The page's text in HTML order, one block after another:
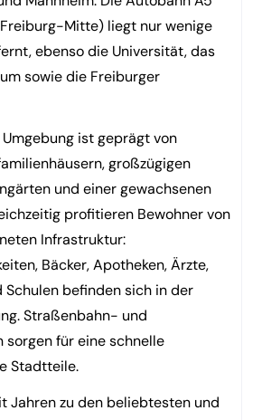
Mitte) liegt nur wenige
ebenso die Universität, das
sowie die Freiburger
ist geprägt von
großzügigen
und einer gewachsenen
profitieren Bewohner von
Infrastruktur:
Bäcker, Apotheken, Ärzte,
Schulen befinden sich in der
Straßenbahn- und
sorgen für eine schnelle
Stadtteile.
Jahren zu den beliebtesten und